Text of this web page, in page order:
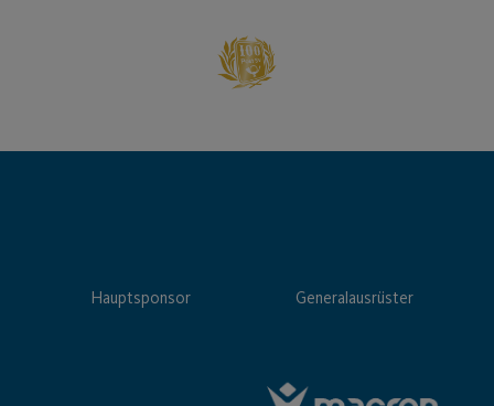
Hauptsponsor Generalausrüster